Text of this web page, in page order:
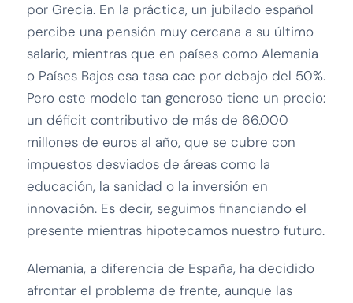
por Grecia. En la práctica, un jubilado español
percibe una pensión muy cercana a su último
salario, mientras que en países como Alemania
o Países Bajos esa tasa cae por debajo del 50%.
Pero este modelo tan generoso tiene un precio:
un déficit contributivo de más de 66.000
millones de euros al año, que se cubre con
impuestos desviados de áreas como la
educación, la sanidad o la inversión en
innovación. Es decir, seguimos financiando el
presente mientras hipotecamos nuestro futuro.
Alemania, a diferencia de España, ha decidido
afrontar el problema de frente, aunque las